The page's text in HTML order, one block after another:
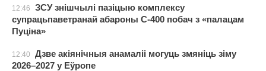
12:46
ЗСУ знішчылі пазіцыю комплексу
супрацьпаветранай абароны С-400 побач з «палацам
Пуціна»
12:40
Дзве акіянічныя анамаліі могуць змяніць зіму
2026–2027 у Еўропе